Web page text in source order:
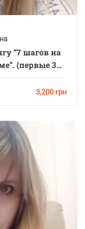
на
(первые 3
3,200 грн